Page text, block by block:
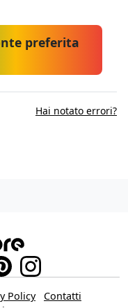
preferita
Hai notato errori?
Policy
Contatti